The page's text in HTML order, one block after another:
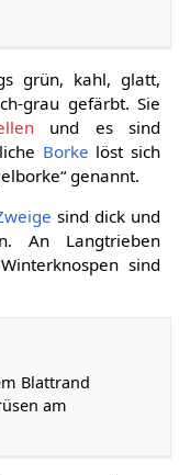
grün, kahl, glatt,
grau gefärbt. Sie
und es sind
Borke löst sich
genannt.
sind dick und
An Langtrieben
sind
Blattrand
am